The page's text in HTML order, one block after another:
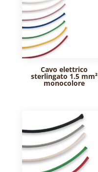
Cavo elettrico
sterlingato 1.5 mm²
monocolore